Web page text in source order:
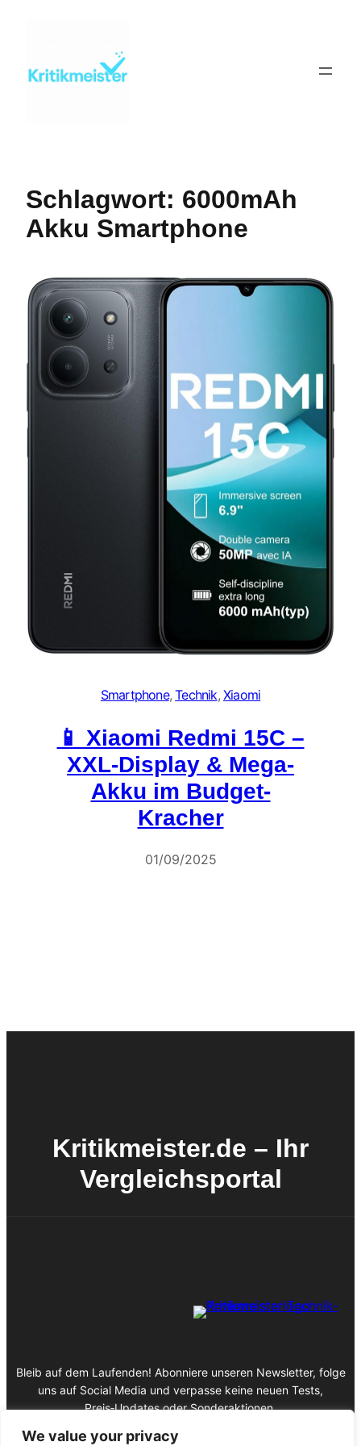
We value your privacy
Schlagwort: 6000mAh
Akku Smartphone
Smartphone, Technik, Xiaomi
📱 Xiaomi Redmi 15C –
XXL-Display & Mega-
Akku im Budget-
Kracher
01/09/2025
Kritikmeister.de – Ihr
Vergleichsportal
Bleib auf dem Laufenden! Abonniere unseren Newsletter, folge
uns auf Social Media und verpasse keine neuen Tests,
Preis‑Updates oder Sonderaktionen.